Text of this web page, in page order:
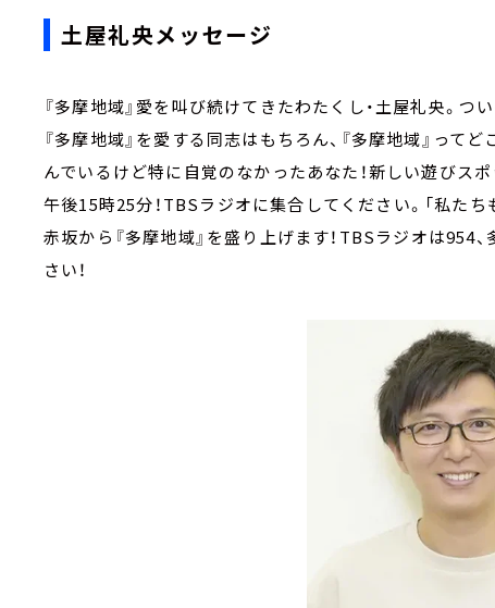
土屋礼央メッセージ
『多摩地域』愛を叫び続けてきたわたくし・土屋礼央。つ
『多摩地域』を愛する同志はもちろん、『多摩地域』って
んでいるけど特に自覚のなかったあなた！新しい遊びス
午後15時25分！TBSラジオに集合してください。「私た
赤坂から『多摩地域』を盛り上げます！TBSラジオは954
さい！